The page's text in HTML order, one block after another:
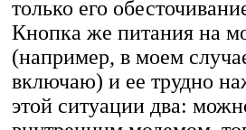
только его
Кнопка же питания на
(например, в моем
включаю) и ее трудно
этой ситуации два: